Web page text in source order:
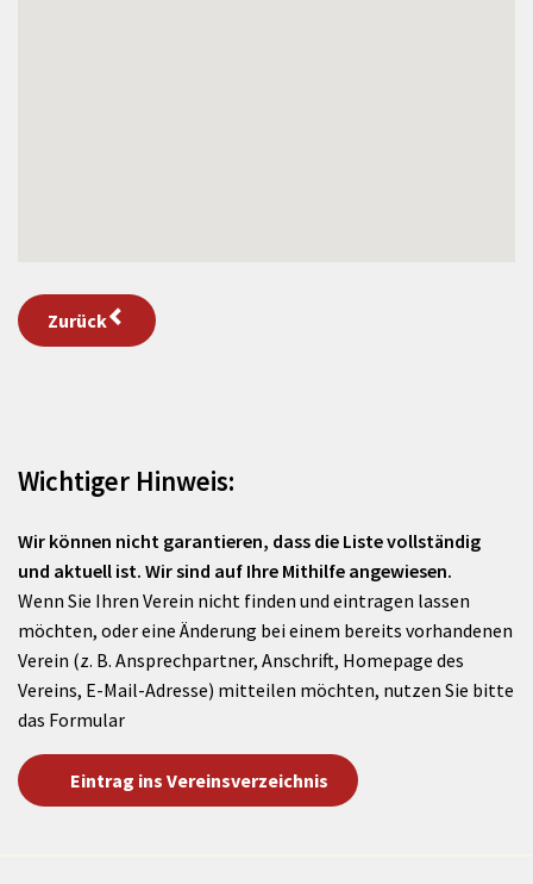
Zurück
Wichtiger Hinweis:
Wir können nicht garantieren, dass die Liste vollständig
und aktuell ist. Wir sind auf Ihre Mithilfe angewiesen.
Wenn Sie Ihren Verein nicht finden und eintragen lassen
möchten, oder eine Änderung bei einem bereits vorhandenen
Verein (z. B. Ansprechpartner, Anschrift, Homepage des
Vereins, E-Mail-Adresse) mitteilen möchten, nutzen Sie bitte
das Formular
Eintrag ins Vereinsverzeichnis